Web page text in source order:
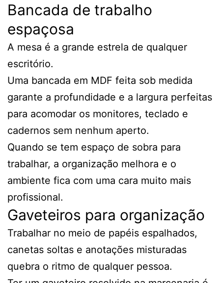
Bancada de trabalho
espaçosa
A mesa é a grande estrela de qualquer
escritório.
Uma bancada em MDF feita sob medida
garante a profundidade e a largura perfeitas
para acomodar os monitores, teclado e
cadernos sem nenhum aperto.
Quando se tem espaço de sobra para
trabalhar, a organização melhora e o
ambiente fica com uma cara muito mais
profissional.
Gaveteiros para organização
Trabalhar no meio de papéis espalhados,
canetas soltas e anotações misturadas
quebra o ritmo de qualquer pessoa.